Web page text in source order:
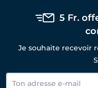
5 Fr.
Je souhaite recevoir